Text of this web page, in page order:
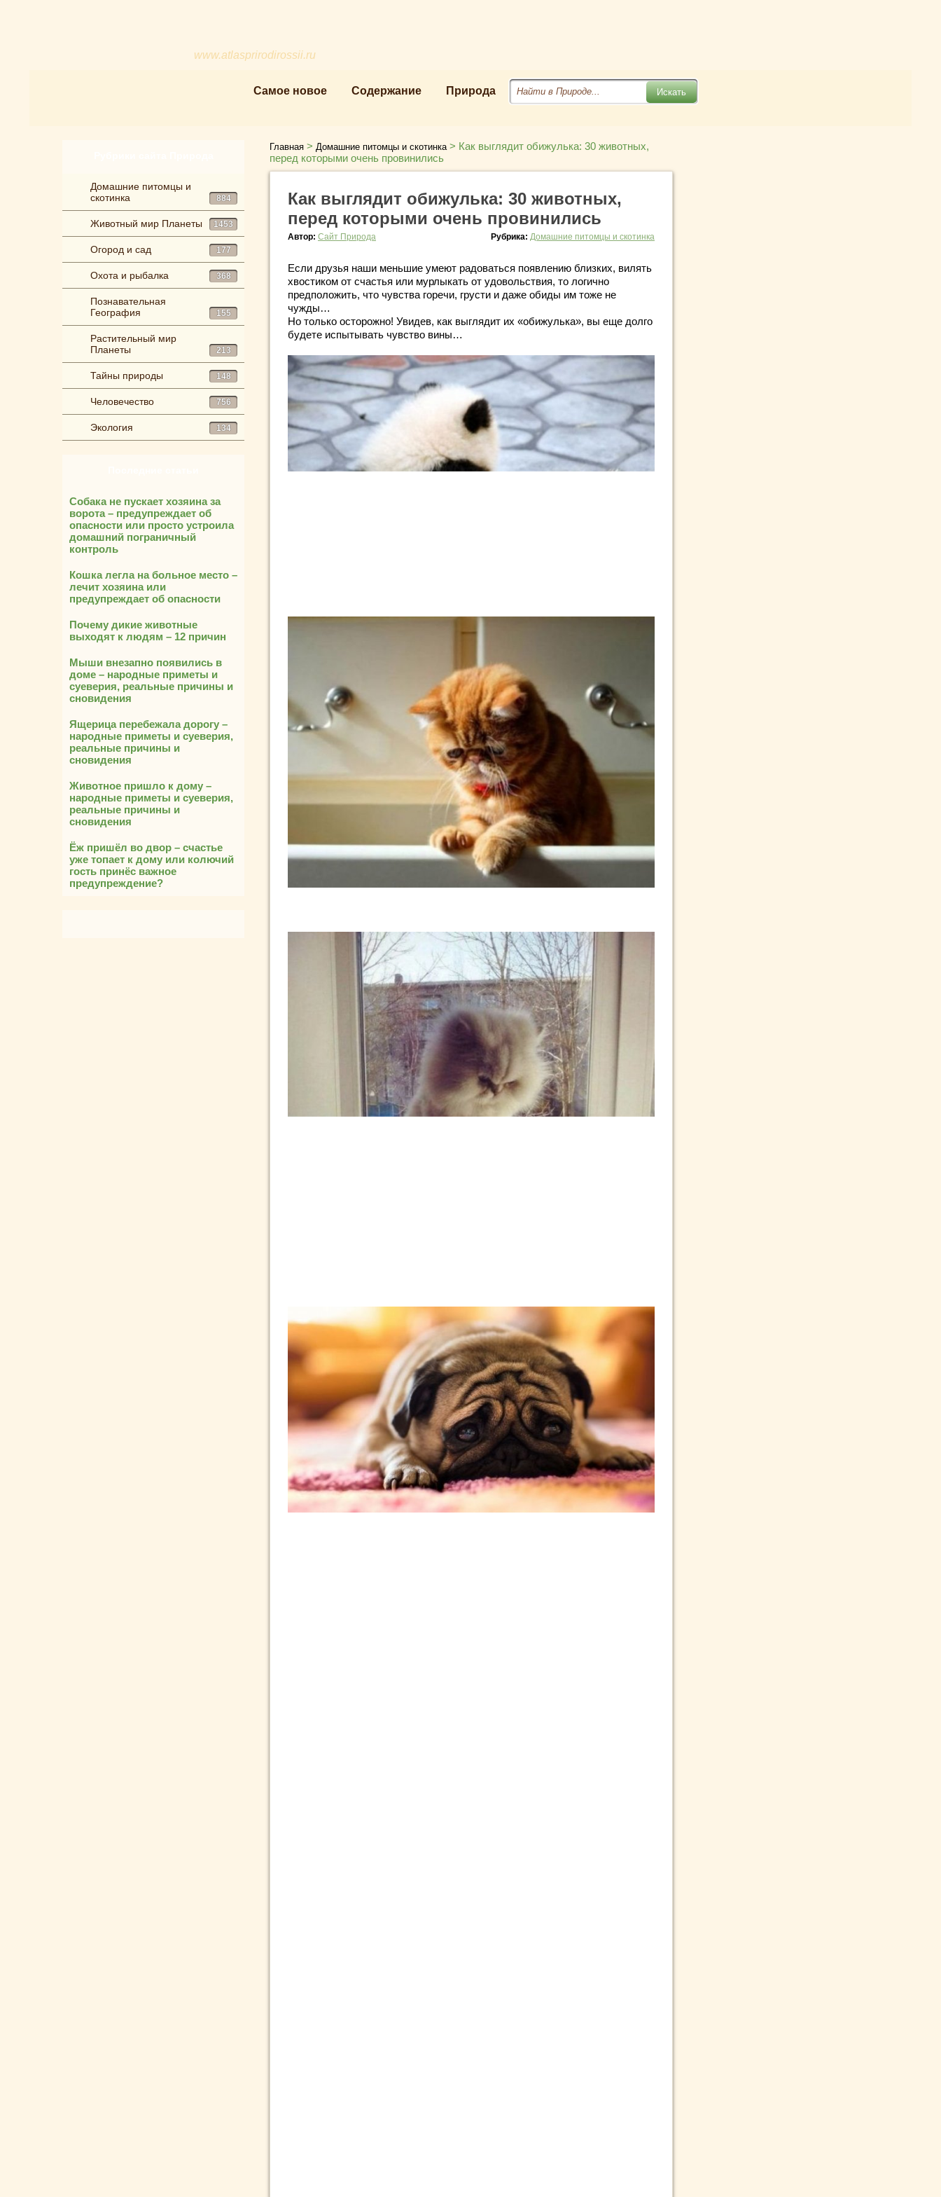
www.atlasprirodirossii.ru
Самое новое Содержание Природа
Домашние питомцы и
скотинка
884
Животный мир Планеты 1453
Огород и сад 177
Охота и рыбалка 368
Познавательная
География
155
Растительный мир
Планеты
213
Тайны природы 148
Человечество 756
Экология 134
Собака не пускает хозяина за
ворота – предупреждает об
опасности или просто устроила
домашний пограничный
контроль
Кошка легла на больное место –
лечит хозяина или
предупреждает об опасности
Почему дикие животные
выходят к людям – 12 причин
Мыши внезапно появились в
доме – народные приметы и
суеверия, реальные причины и
сновидения
Ящерица перебежала дорогу –
народные приметы и суеверия,
реальные причины и
сновидения
Животное пришло к дому –
народные приметы и суеверия,
реальные причины и
сновидения
Ёж пришёл во двор – счастье
уже топает к дому или колючий
гость принёс важное
предупреждение?
Главная > Домашние питомцы и скотинка > Как выглядит обижулька: 30 животных,
перед которыми очень провинились
Как выглядит обижулька: 30 животных,
перед которыми очень провинились
Автор: Сайт Природа Рубрика: Домашние питомцы и скотинка
Если друзья наши меньшие умеют радоваться появлению близких, вилять
хвостиком от счастья или мурлыкать от удовольствия, то логично
предположить, что чувства горечи, грусти и даже обиды им тоже не
чужды…
Но только осторожно! Увидев, как выглядит их «обижулька», вы еще долго
будете испытывать чувство вины…